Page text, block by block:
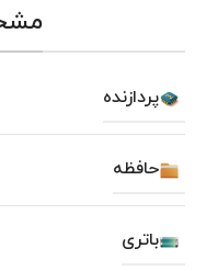
پردازنده
حافظه
باتری